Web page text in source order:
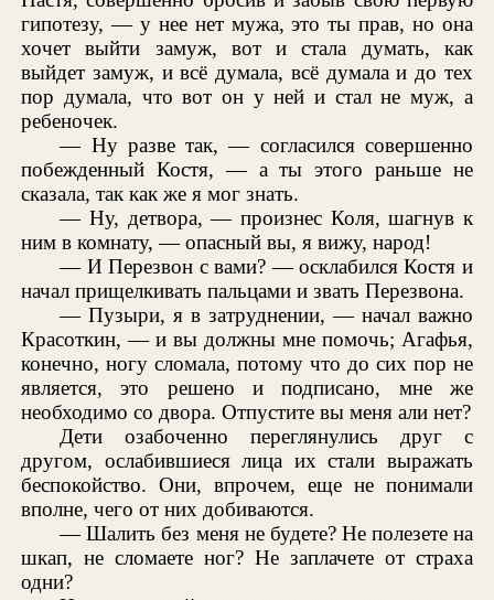
гипотезу, — у нее нет мужа, это ты прав, но она
хочет выйти замуж, вот и стала думать, как
выйдет замуж, и всё думала, всё думала и до тех
пор думала, что вот он у ней и стал не муж, а
ребеночек.
— Ну разве так, — согласился совершенно
побежденный Костя, — а ты этого раньше не
сказала, так как же я мог знать.
— Ну, детвора, — произнес Коля, шагнув к
ним в комнату, — опасный вы, я вижу, народ!
— И Перезвон с вами? — осклабился Костя и
начал прищелкивать пальцами и звать Перезвона.
— Пузыри, я в затруднении, — начал важно
Красоткин, — и вы должны мне помочь; Агафья,
конечно, ногу сломала, потому что до сих пор не
является, это решено и подписано, мне же
необходимо со двора. Отпустите вы меня али нет?
Дети озабоченно переглянулись друг с
другом, ослабившиеся лица их стали выражать
беспокойство. Они, впрочем, еще не понимали
вполне, чего от них добиваются.
— Шалить без меня не будете? Не полезете на
шкап, не сломаете ног? Не заплачете от страха
одни?